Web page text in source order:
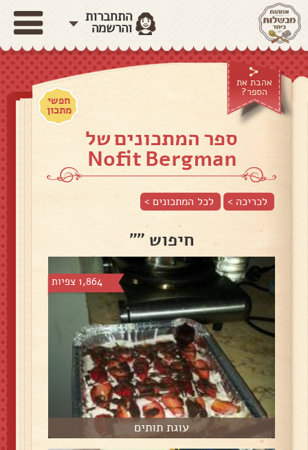
התחברות
והרשמה
אהבת את
הספר?
חפשי
מתכון
ספר המתכונים של
Nofit Bergman
לכריכה > לכל המתכונים >
חיפוש ""
1,864 צפיות
עוגת תותים